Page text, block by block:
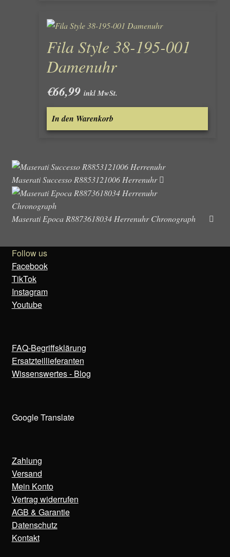
Fila Style 38-195-001
Damenuhr
€66,99 inkl MwSt.
In den Warenkorb
Maserati Successo R8853121006 Herrenuhr
Maserati Epoca R8873618034 Herrenuhr Chronograph
Follow us
Facebook
TikTok
Instagram
Youtube
FAQ-Begriffsklärung
Ersatzteillieferanten
Wissenswertes - Blog
Google Translate
Zahlung
Versand
Mein Konto
Vertrag widerrufen
AGB & Garantie
Datenschutz
Kontakt